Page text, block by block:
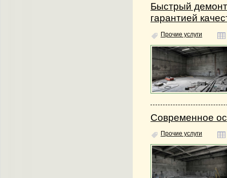
Быстрый
гарантией
Прочие услуги
Современное
Прочие услуги